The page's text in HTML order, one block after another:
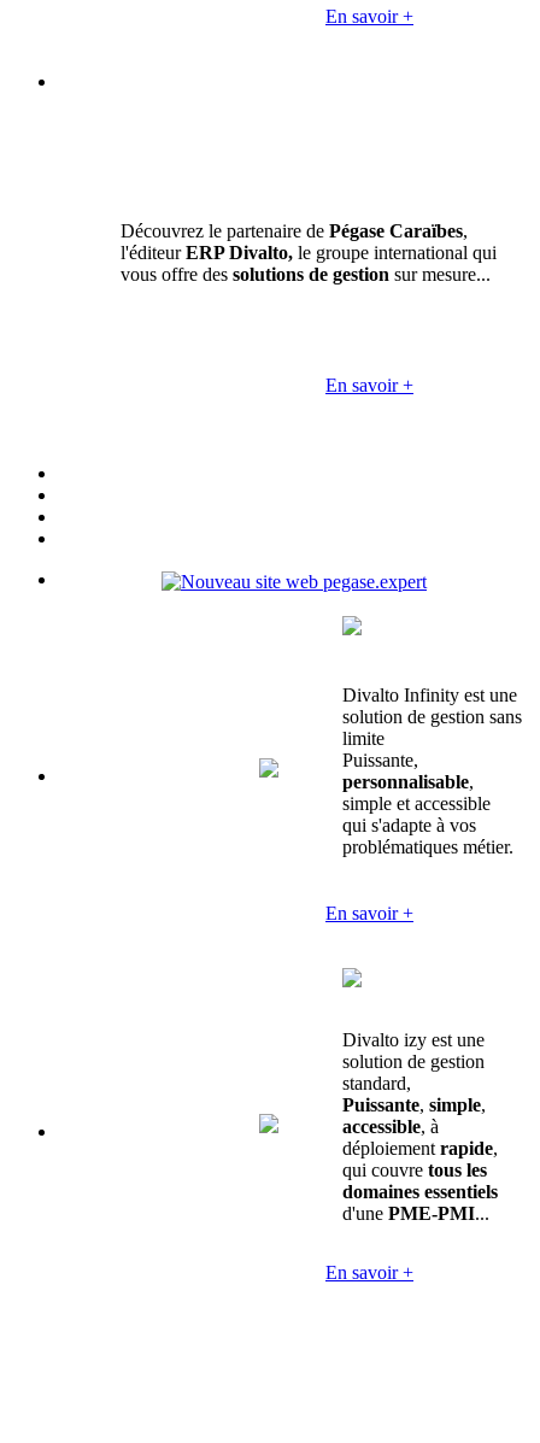
En savoir +
Découvrez le partenaire de Pégase Caraïbes,
l'éditeurERP Divalto, le groupe international qui
vous offre des solutions de gestion sur mesure...
En savoir +
Divalto Infinity est une
solution de gestion sans
limite
Puissante,
personnalisable,
simple et accessible
qui s'adapte à vos
problématiques métier.
En savoir +
Divalto izy est une
solution de gestion
standard,
Puissante, simple,
accessible, à
déploiement rapide,
qui couvre tous les
domaines essentiels
d'une PME-PMI...
En savoir +